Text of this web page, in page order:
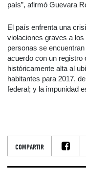
país”, afirmó Guevara
El país enfrenta una
violaciones graves a
personas se
acuerdo con un registro
históricamente alta al
habitantes para 2017,
federal; y la impunidad
COMPARTIR